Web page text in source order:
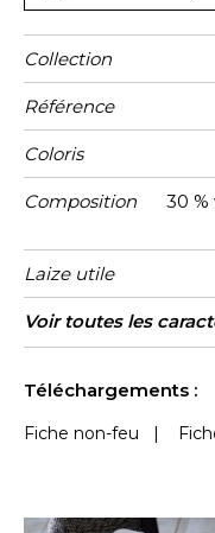
Collection
Référence
Coloris
Composition
30 %
Laize utile
Raccord
Test
Martindale
Usage
martindale
Wyzenbeek
Sens
Poids g/m²
Performance
Accoustique
Usage
Entretien
Pays
d'origine
Voir toutes les
Téléchargements :
Fiche non-feu |